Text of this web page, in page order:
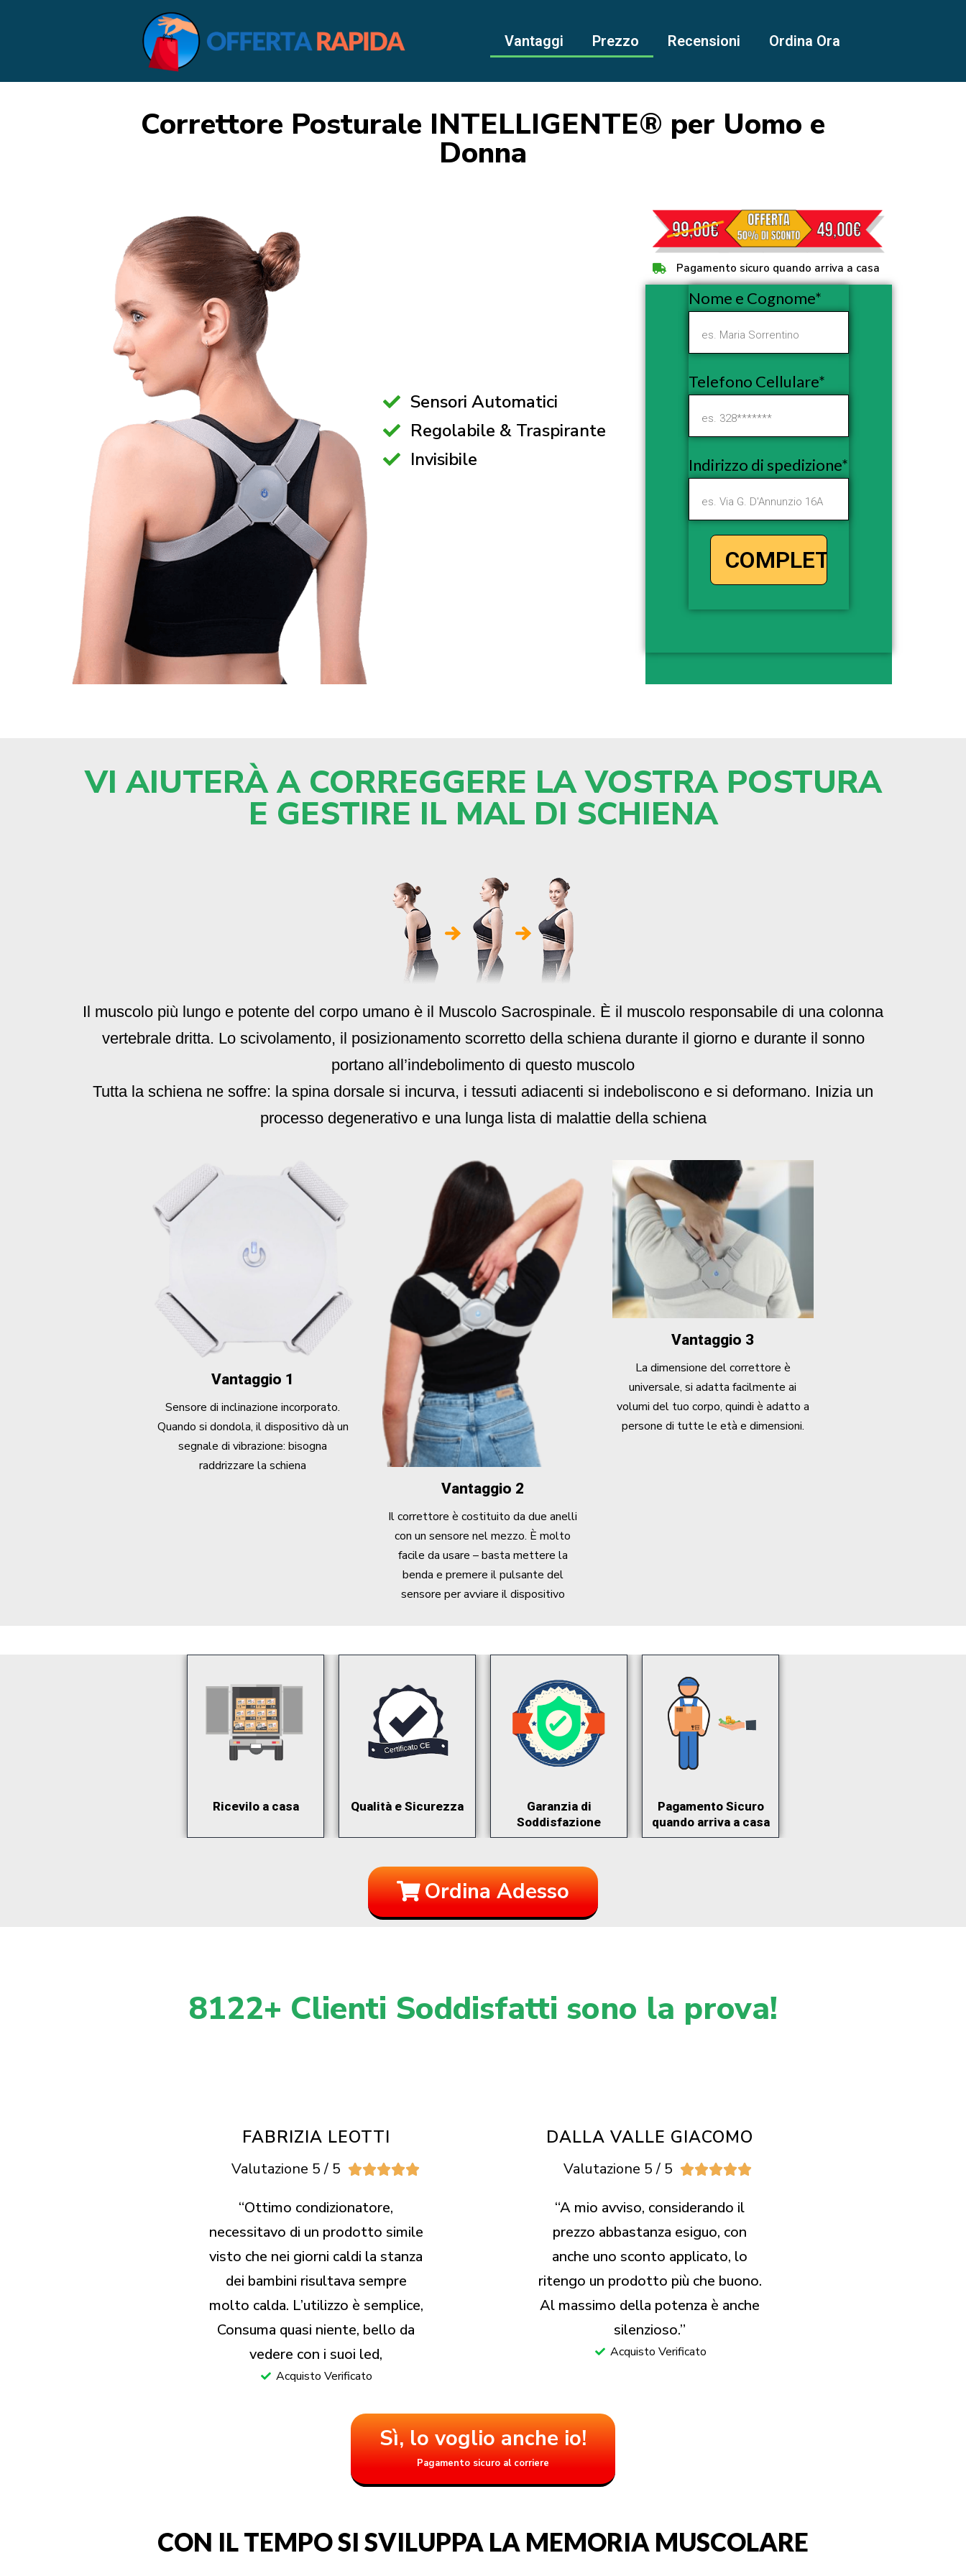
Vantaggi Prezzo Recensioni Ordina Ora
Correttore Posturale INTELLIGENTE® per Uomo e
Donna
Sensori Automatici
Regolabile & Traspirante
Invisibile
Pagamento sicuro quando arriva a casa
Nome e Cognome*
Telefono Cellulare*
Indirizzo di spedizione*
VI AIUTERÀ A CORREGGERE LA VOSTRA POSTURA
E GESTIRE IL MAL DI SCHIENA
Il muscolo più lungo e potente del corpo umano è il Muscolo Sacrospinale. È il muscolo responsabile di una colonna
vertebrale dritta. Lo scivolamento, il posizionamento scorretto della schiena durante il giorno e durante il sonno
portano all’indebolimento di questo muscolo
Tutta la schiena ne soffre: la spina dorsale si incurva, i tessuti adiacenti si indeboliscono e si deformano. Inizia un
processo degenerativo e una lunga lista di malattie della schiena
Vantaggio 1
Sensore di inclinazione incorporato.
Quando si dondola, il dispositivo dà un
segnale di vibrazione: bisogna
raddrizzare la schiena
Vantaggio 2
Il correttore è costituito da due anelli
con un sensore nel mezzo. È molto
facile da usare – basta mettere la
benda e premere il pulsante del
sensore per avviare il dispositivo
Vantaggio 3
La dimensione del correttore è
universale, si adatta facilmente ai
volumi del tuo corpo, quindi è adatto a
persone di tutte le età e dimensioni.
Ricevilo a casa Qualità e Sicurezza
Garanzia di
Soddisfazione
Pagamento Sicuro
quando arriva a casa
Ordina Adesso
8122+ Clienti Soddisfatti sono la prova!
FABRIZIA LEOTTI
Valutazione 5 / 5 
“Ottimo condizionatore,
necessitavo di un prodotto simile
visto che nei giorni caldi la stanza
dei bambini risultava sempre
molto calda. L’utilizzo è semplice,
Consuma quasi niente, bello da
vedere con i suoi led,
Acquisto Verificato
DALLA VALLE GIACOMO
Valutazione 5 / 5 
“A mio avviso, considerando il
prezzo abbastanza esiguo, con
anche uno sconto applicato, lo
ritengo un prodotto più che buono.
Al massimo della potenza è anche
silenzioso.”
Acquisto Verificato
Sì, lo voglio anche io!
Pagamento sicuro al corriere
CON IL TEMPO SI SVILUPPA LA MEMORIA MUSCOLARE